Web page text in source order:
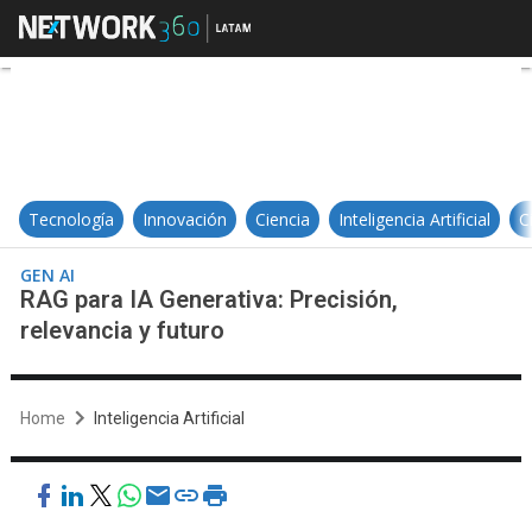
RAG para IA Generativa:
Tecnología Innovación Ciencia Inteligencia Artificial
GEN AI
RAG para IA Generativa: Precisión,
relevancia y futuro
Home Inteligencia Artificial